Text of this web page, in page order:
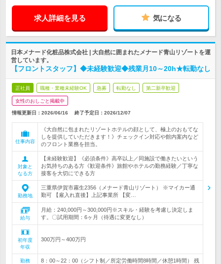
求人詳細を見る 気になる
日本メナード化粧品株式会社 | 大自然に囲まれたメナード青山リゾートを運
営しています。
【フロントスタッフ】◆未経験歓迎◆残業月10～20h★転勤なし
正社員 職種・業種未経験OK 急募 転勤なし 第二新卒歓迎
女性のおしごと掲載中
情報更新日：2026/06/16 終了予定日： 2026/12/07
仕事内容
《大自然に包まれたリゾートホテルの顔として、極上のおもてな
しを提供していただきます！》チェックイン対応や館内案内など
のフロント業務を担当。
対象と
なる方
【未経験歓迎】《必須条件》高卒以上／同施設で働きたいという
お気持ちのある方《歓迎条件》旅館やホテルの勤務経験／丁寧な
接客を大切にできる方
勤務地
三重県伊賀市霧生2356（メナード青山リゾート） ※マイカー通
勤可 【雇入れ直後】上記事業所 【変…
給与
月給：240,000円～300,000円※スキル・経験を考慮し決定しま
す。〇試用期間：6ヶ月（待遇に変更なし）
初年度
年収
300万円～400万円
勤務
8：00～22：00（シフト制／所定労働時間8時間／休憩1時間） 残